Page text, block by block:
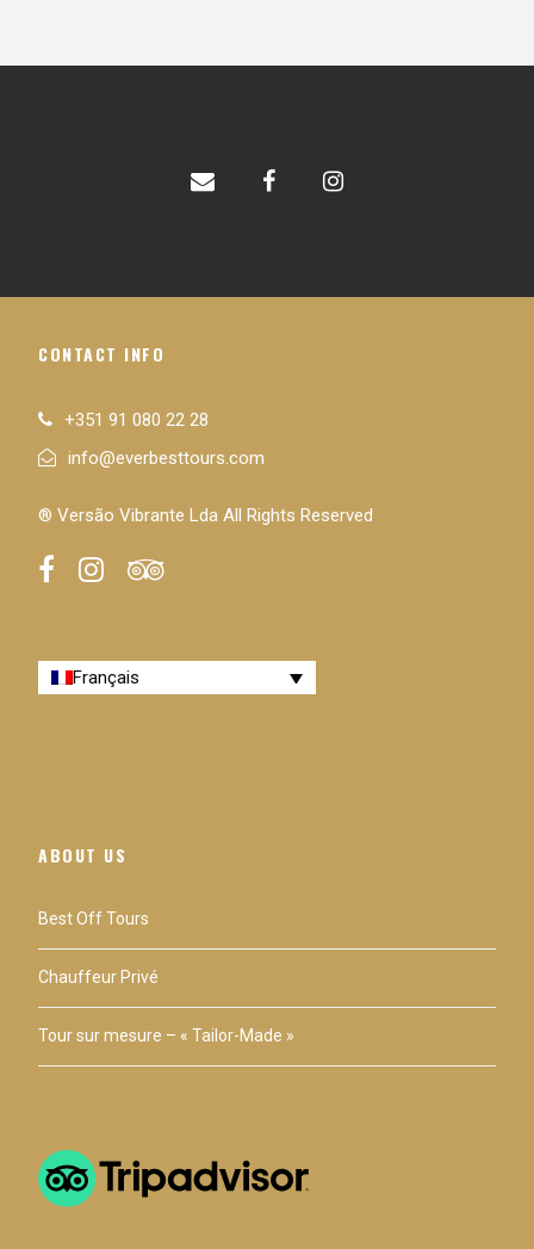
CONTACT INFO
+351 91 080 22 28
info@everbesttours.com
® Versão Vibrante Lda All Rights Reserved
Français
ABOUT US
Best Off Tours
Chauffeur Privé
Tour sur mesure – « Tailor-Made »